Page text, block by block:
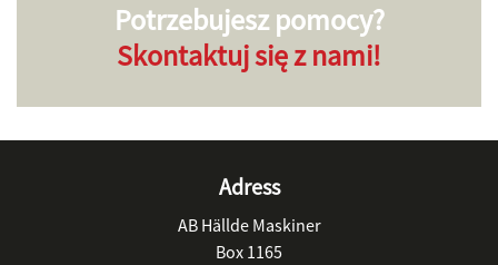
Potrzebujesz pomocy?
Skontaktuj się z nami!
Adress
AB Hällde Maskiner
Box 1165